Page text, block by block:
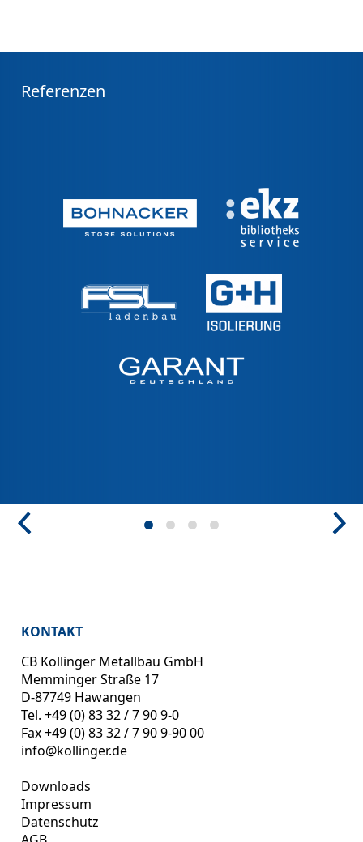
Referenzen
KONTAKT
CB Kollinger Metallbau GmbH
Memminger Straße 17
D-87749 Hawangen
Tel. +49 (0) 83 32 / 7 90 9‑0
Fax +49 (0) 83 32 / 7 90 9‑90 00
info@kollinger.de
Downloads
Impressum
Datenschutz